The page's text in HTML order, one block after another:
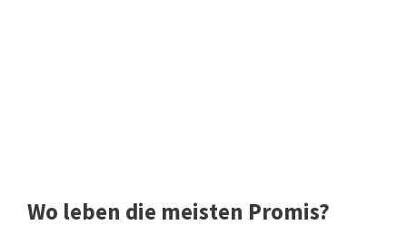
Wo leben die meisten Promis?